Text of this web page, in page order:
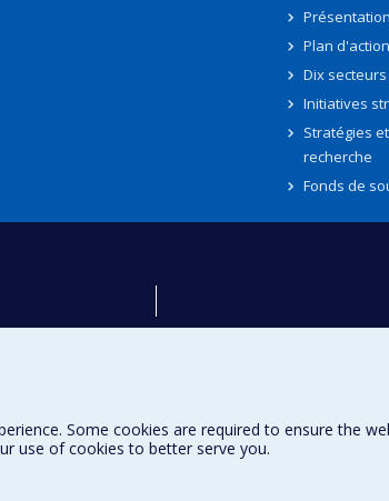
Présentation
Plan d'action
Dix
Initiatives
Stratégies
recherche
Fonds de
Some cookies are required to ensure the
use of cookies to better serve you.